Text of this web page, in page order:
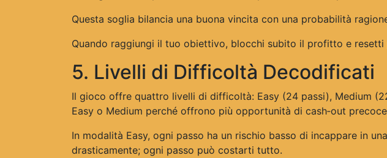
Questa soglia bilancia una buona vincita con una probabilità
Quando raggiungi il tuo obiettivo, blocchi subito il profitto e resetti
5. Livelli di Difficoltà Decodificati
Il gioco offre quattro livelli di difficoltà: Easy (24 passi), Medium
Easy o Medium perché offrono più opportunità di cash‑out
In modalità Easy, ogni passo ha un rischio basso di incappare in
drasticamente; ogni passo può costarti tutto.